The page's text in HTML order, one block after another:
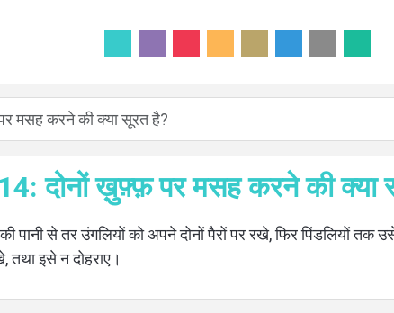
मसह करने की क्या सूरत है?
दोनों ख़ुफ़्फ़ पर मसह करने की क्या
पानी से तर उंगलियों को अपने दोनों पैरों पर रखे, फिर पिंडलियों तक
इसे न दोहराए।